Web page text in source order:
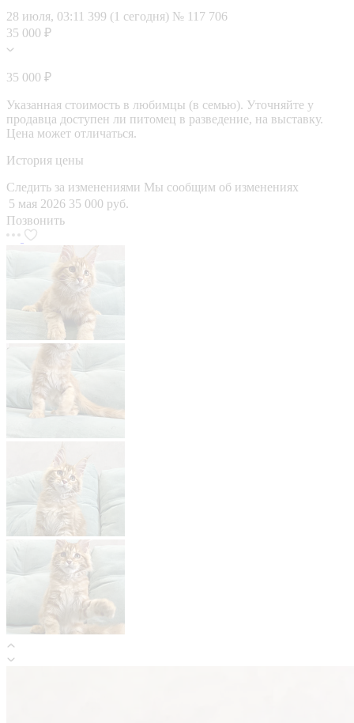
28 июля, 03:11 399 (1 сегодня) № 117 706
35 000 ₽
35 000 ₽
Указанная стоимость в любимцы (в семью). Уточняйте у
продавца доступен ли питомец в разведение, на выставку.
Цена может отличаться.
История цены
Следить за изменениями Мы сообщим об изменениях
5 мая 2026 35 000 руб.
Позвонить